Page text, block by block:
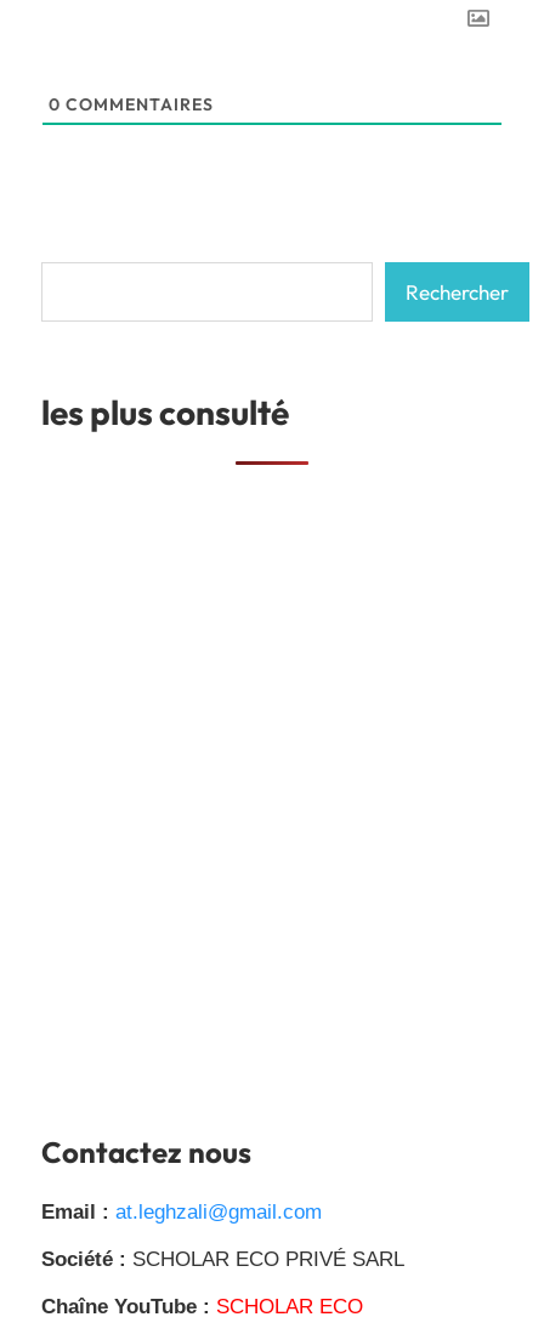
0 COMMENTAIRES
Rechercher
les plus consulté
Contactez nous
Email : at.leghzali@gmail.com
Société : SCHOLAR ECO PRIVÉ SARL
Chaîne YouTube : SCHOLAR ECO